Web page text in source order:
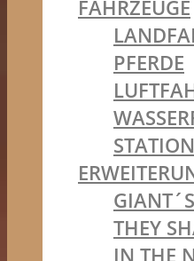
FAHRZEUGE
PFERDE
THEY